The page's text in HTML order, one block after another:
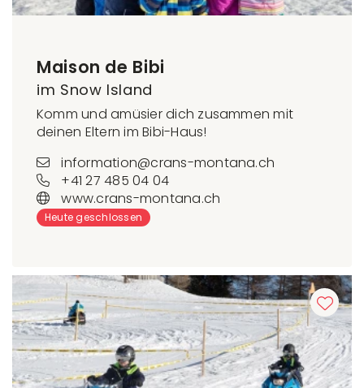
Maison de Bibi
im Snow Island
Komm und amüsier dich zusammen mit
deinen Eltern im Bibi-Haus!
information@crans-montana.ch
+41 27 485 04 04
www.crans-montana.ch
Heute geschlossen